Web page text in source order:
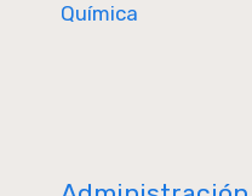
Química